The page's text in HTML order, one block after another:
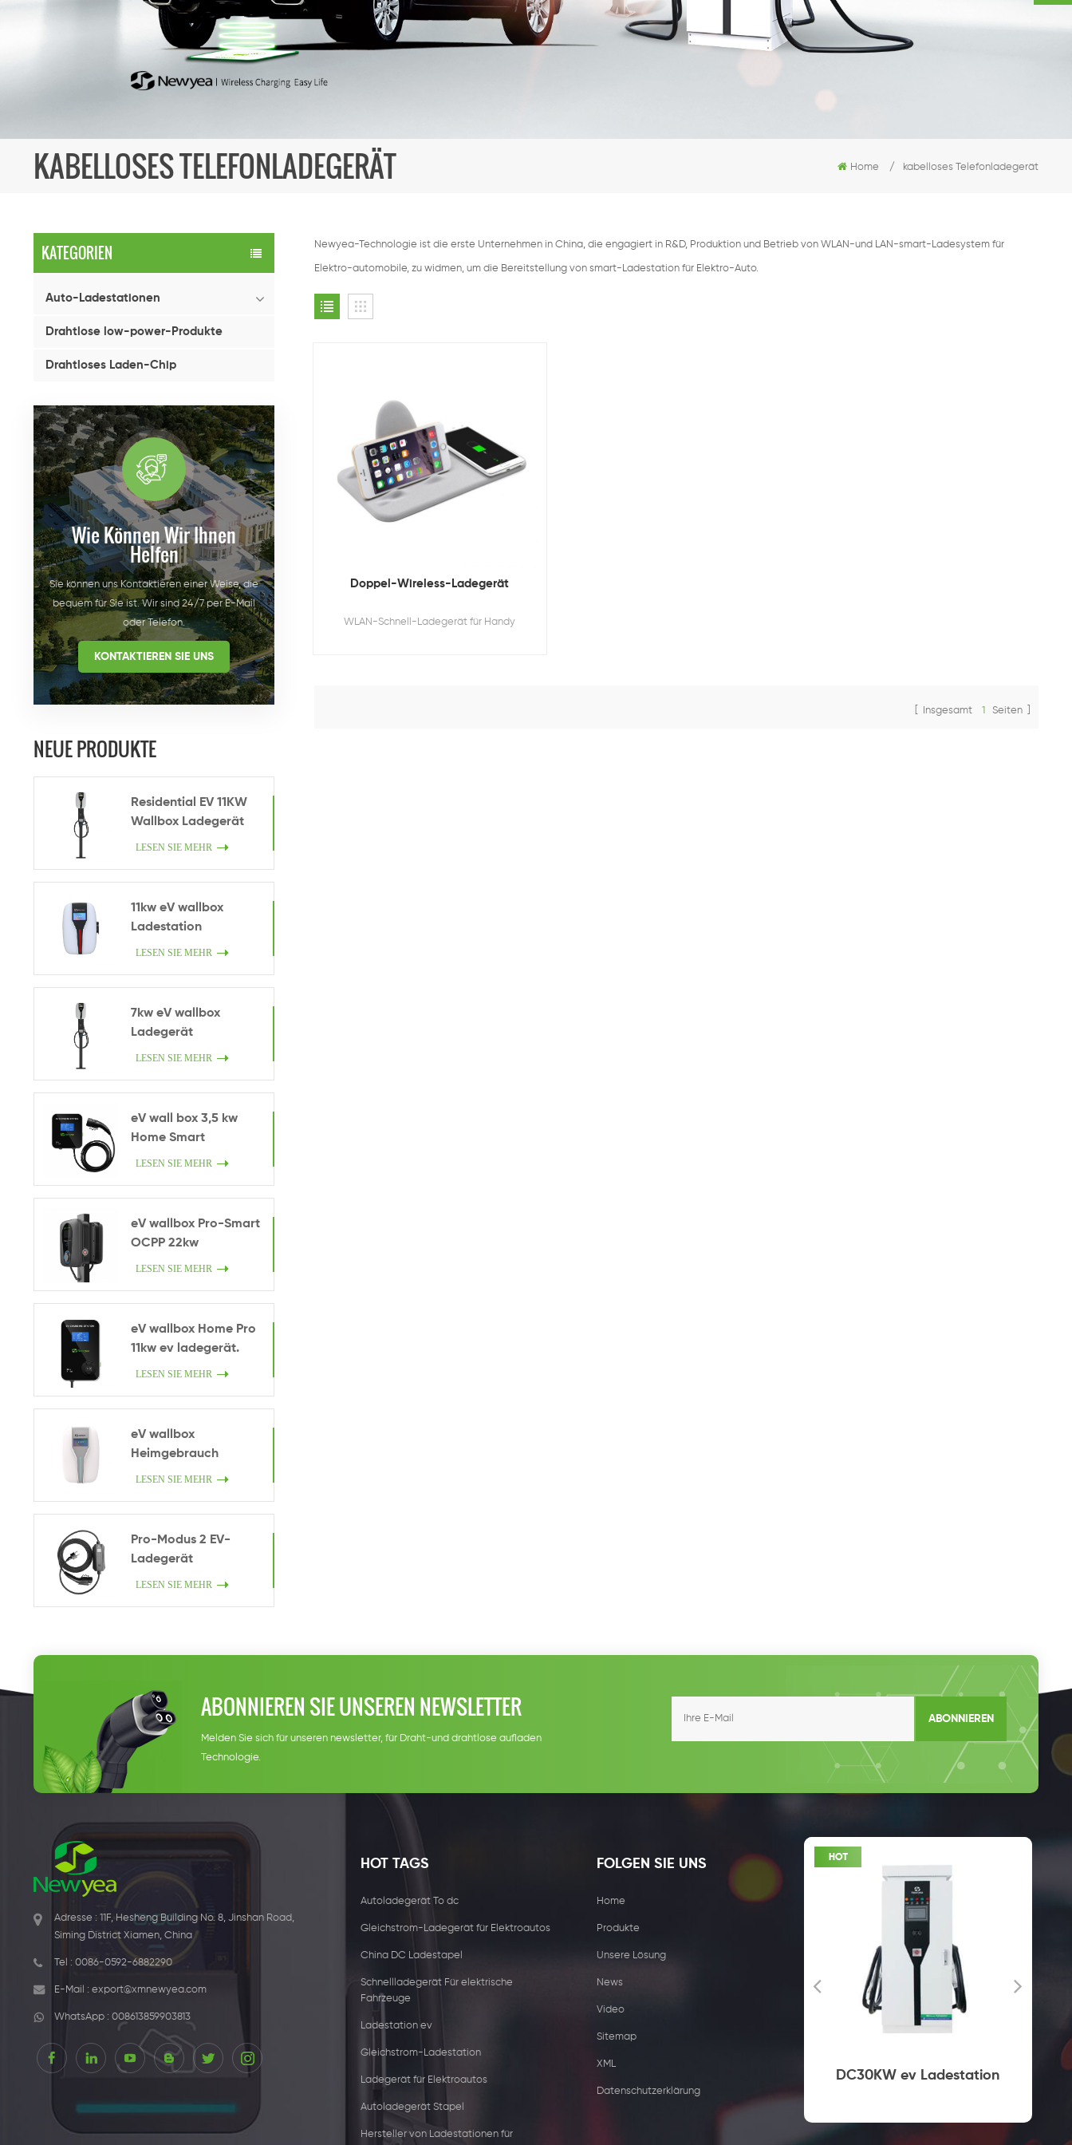
KABELLOSES TELEFONLADEGERÄT Home / kabelloses Telefonladegerät
KATEGORIEN
Auto-Ladestationen
Drahtlose low-power-Produkte
Drahtloses Laden-Chip
Wie Können Wir Ihnen
Helfen
Sie können uns Kontaktieren einer Weise, die
bequem für Sie ist. Wir sind 24/7 per E-Mail
oder Telefon.
KONTAKTIEREN SIE UNS
NEUE PRODUKTE
Residential EV 11KW
Wallbox Ladegerät
LESEN SIE MEHR
11kw eV wallbox
Ladestation
LESEN SIE MEHR
7kw eV wallbox
Ladegerät
LESEN SIE MEHR
eV wall box 3,5 kw
Home Smart
Ladegerät.
LESEN SIE MEHR
eV wallbox Pro-Smart
OCPP 22kw
LESEN SIE MEHR
eV wallbox Home Pro
11kw ev ladegerät.
LESEN SIE MEHR
eV wallbox
Heimgebrauch
LESEN SIE MEHR
Pro-Modus 2 EV-
Ladegerät
LESEN SIE MEHR
Newyea-Technologie ist die erste Unternehmen in China, die engagiert in R&D, Produktion und Betrieb von WLAN-und LAN-smart-Ladesystem für
Elektro-automobile, zu widmen, um die Bereitstellung von smart-Ladestation für Elektro-Auto.
Doppel-Wireless-Ladegerät
WLAN-Schnell-Ladegerät für Handy
[ Insgesamt 1 Seiten ]
ABONNIEREN SIE UNSEREN NEWSLETTER
Melden Sie sich für unseren newsletter, für Draht-und drahtlose aufladen
Technologie.
ABONNIEREN
Adresse : 11F, Hesheng Building No. 8, Jinshan Road,
Siming District Xiamen, China
Tel : 0086-0592-6882290
E-Mail : export@xmnewyea.com
WhatsApp : 008613859903813
HOT TAGS
Autoladegerät To dc
Gleichstrom-Ladegerät für Elektroautos
China DC Ladestapel
Schnellladegerät Für elektrische
Fahrzeuge
Ladestation ev
Gleichstrom-Ladestation
Ladegerät für Elektroautos
Autoladegerät Stapel
Hersteller von Ladestationen für
FOLGEN SIE UNS
Home
Produkte
Unsere Lösung
News
Video
Sitemap
XML
Datenschutzerklärung
15W kabelloser
Ladegerät mit zwei Typ2
DC30KW ev Ladestation